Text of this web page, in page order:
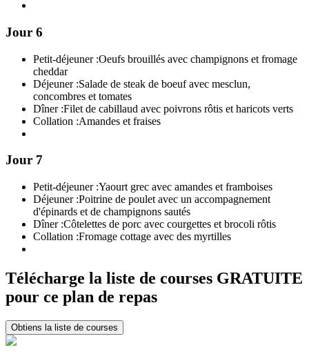
Jour 6
Petit-déjeuner :Oeufs brouillés avec champignons et fromage
cheddar
Déjeuner :Salade de steak de boeuf avec mesclun,
concombres et tomates
Dîner :Filet de cabillaud avec poivrons rôtis et haricots verts
Collation :Amandes et fraises
Jour 7
Petit-déjeuner :Yaourt grec avec amandes et framboises
Déjeuner :Poitrine de poulet avec un accompagnement
d'épinards et de champignons sautés
Dîner :Côtelettes de porc avec courgettes et brocoli rôtis
Collation :Fromage cottage avec des myrtilles
Télécharge la liste de courses GRATUITE
pour ce plan de repas
Obtiens la liste de courses